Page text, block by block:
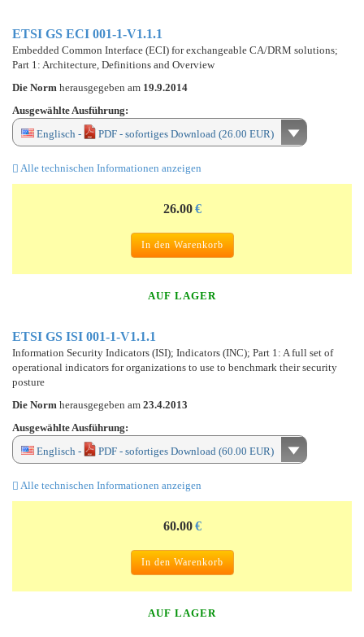
ETSI GS ECI 001-1-V1.1.1
Embedded Common Interface (ECI) for exchangeable CA/DRM solutions;
Part 1: Architecture, Definitions and Overview
Die Norm herausgegeben am 19.9.2014
Ausgewählte Ausführung:
Englisch -
PDF - sofortiges Download (26.00 EUR)
Alle technischen Informationen anzeigen
26.00 €
In den Warenkorb
AUF LAGER
ETSI GS ISI 001-1-V1.1.1
Information Security Indicators (ISI); Indicators (INC); Part 1: A full set of
operational indicators for organizations to use to benchmark their security
posture
Die Norm herausgegeben am 23.4.2013
Ausgewählte Ausführung:
Englisch -
PDF - sofortiges Download (60.00 EUR)
Alle technischen Informationen anzeigen
60.00 €
In den Warenkorb
AUF LAGER